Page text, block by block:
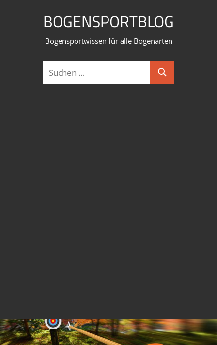
BOGENSPORTBLOG
Bogensportwissen für alle Bogenarten
Suchen
nach:
Suchen